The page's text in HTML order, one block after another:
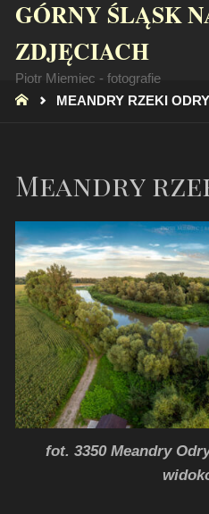
GÓRNY ŚLĄSK
ZDJĘCIACH
Piotr Miemiec - fotografie
STRONA
MEANDRY RZEKI ODRY
Meandry
fot. 3350 Meandry